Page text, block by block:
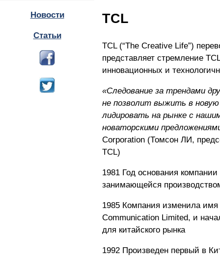
Новости
Статьи
TCL
TCL (“The Creative Life”)
представляет стремление
инновационных и
«Следование за трендами
не позволит выжить в
лидировать на рынке с
новаторскими
Corporation (Томсон ЛИ,
TCL)
1981 Год основания
занимающейся
1985 Компания изменила имя
Communication Limited, и
для китайского рынка
1992 Произведен первый в